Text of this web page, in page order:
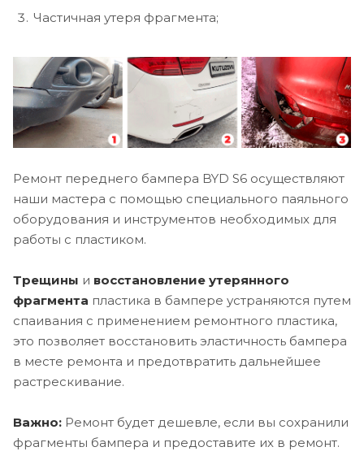
Частичная утеря фрагмента;
Ремонт переднего бампера BYD S6 осуществляют
наши мастера с помощью специального паяльного
оборудования и инструментов необходимых для
работы с пластиком.
Трещины и восстановление утерянного
фрагмента пластика в бампере устраняются путем
спаивания с применением ремонтного пластика,
это позволяет восстановить эластичность бампера
в месте ремонта и предотвратить дальнейшее
растрескивание.
Важно: Ремонт будет дешевле, если вы сохранили
фрагменты бампера и предоставите их в ремонт.